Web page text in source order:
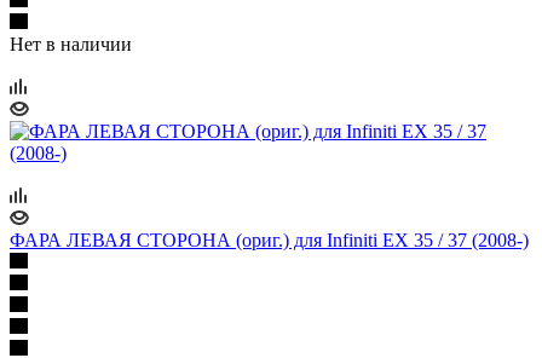
Нет в наличии
ФАРА ЛЕВАЯ СТОРОНА (ориг.) для Infiniti EX 35 / 37 (2008-)